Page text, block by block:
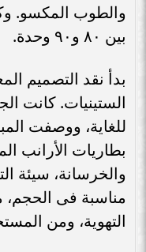
والطوب المكسو.
بين ٨٠ و٩٠ وحدة.
بدأ نقد التصميم
الستينيات. كانت
للغاية، ووصفت
بطاريات الأرانب
والخرسانة، سيئة
مناسبة فى الحجم،
التهوية، ومن